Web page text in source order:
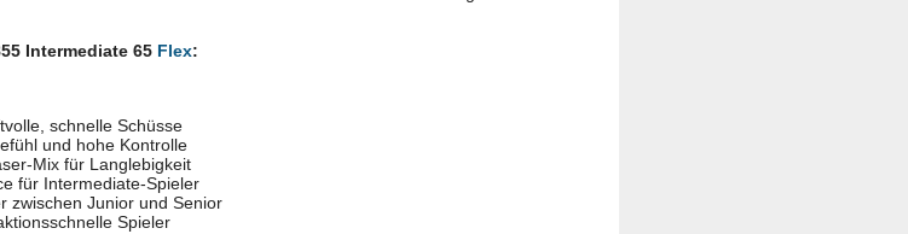
Intermediate 65 Flex:
schnelle Schüsse
und hohe Kontrolle
Mix für Langlebigkeit
für Intermediate-Spieler
zwischen Junior und Senior
Spieler